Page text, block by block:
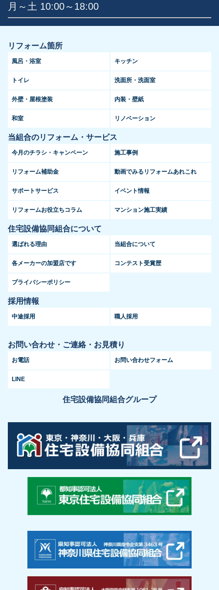
月～土 10:00～18:00
リフォーム箇所
風呂・浴室 キッチン
トイレ 洗面所・洗面室
外壁・屋根塗装 内装・壁紙
和室 リノベーション
当組合のリフォーム・サービス
今月のチラシ・キャンペーン 施工事例
リフォーム補助金 動画でみるリフォームあれこれ
サポートサービス イベント情報
リフォームお役立ちコラム マンション施工実績
住宅設備協同組合について
選ばれる理由 当組合について
各メーカーの加盟店です コンテスト受賞歴
プライバシーポリシー
採用情報
中途採用 職人採用
お問い合わせ・ご連絡・お見積り
お電話 お問い合わせフォーム
LINE
住宅設備協同組合グループ